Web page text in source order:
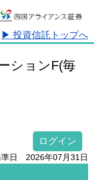
▶ 投資信託トップへ
ションF(毎
ログイン
準日 2026年07月31日